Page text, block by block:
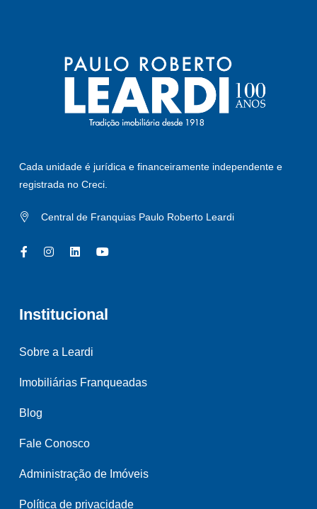
Cada unidade é jurídica e financeiramente independente e
registrada no Creci.
Central de Franquias Paulo Roberto Leardi
Institucional
Sobre a Leardi
Imobiliárias Franqueadas
Blog
Fale Conosco
Administração de Imóveis
Política de privacidade